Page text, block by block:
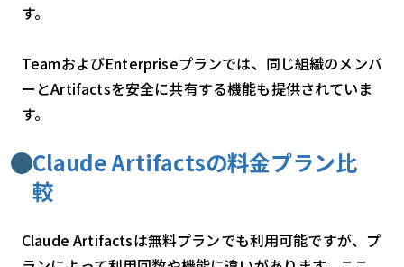
す。
TeamおよびEnterpriseプランでは、同じ組織のメンバ
ーとArtifactsを安全に共有する機能も提供されていま
す。
Claude Artifactsの料金プラン比
較
Claude Artifactsは無料プランでも利用可能ですが、プ